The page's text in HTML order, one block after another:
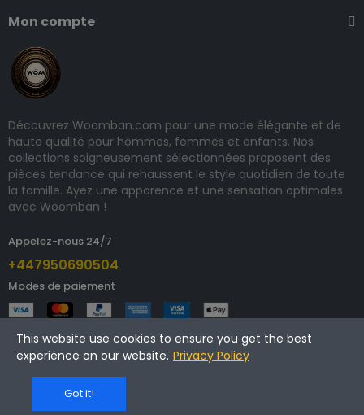
Mon compte
Découvrez Woomban.com pour une mode élégante et de
haute qualité pour hommes, femmes et enfants. Nos
collections soigneusement sélectionnées proposent des
pièces tendance qui rehaussent le style quotidien de toute
la famille. Ayez une apparence et une sensation optimales
avec Woomban !
Appelez-nous 24/7
+447950690504
Modes de paiement
Copyright © 2024 woomban.com. Tous droits réservés.
This website use cookies to ensure you get the best
experience on our website. Privacy Policy
Got it!